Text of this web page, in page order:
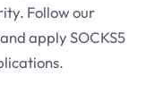
Follow our
apply SOCKS5